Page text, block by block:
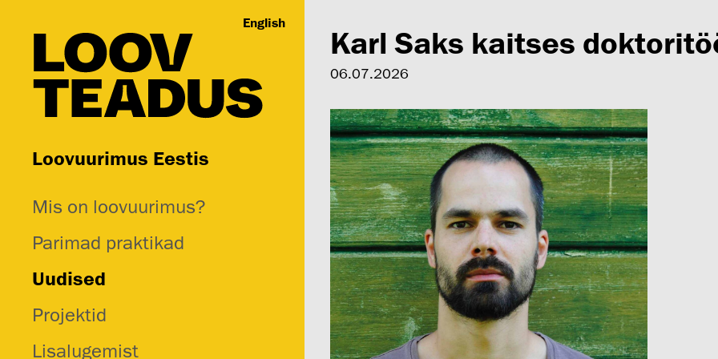
Loovuurimus Eestis
Mis on loovuurimus?
Parimad praktikad
Uudised
Projektid
Lisalugemist
English
Karl Saks kaitses
06.07.2026